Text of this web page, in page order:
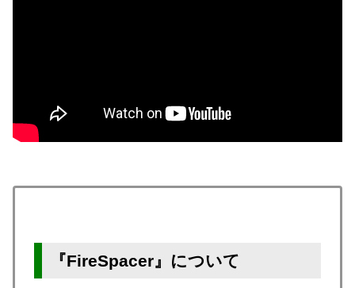
『FireSpacer』について